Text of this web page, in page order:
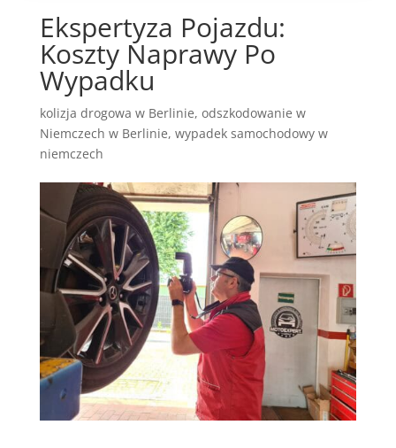
Ekspertyza Pojazdu:
Koszty Naprawy Po
Wypadku
kolizja drogowa w Berlinie, odszkodowanie w
Niemczech w Berlinie, wypadek samochodowy w
niemczech